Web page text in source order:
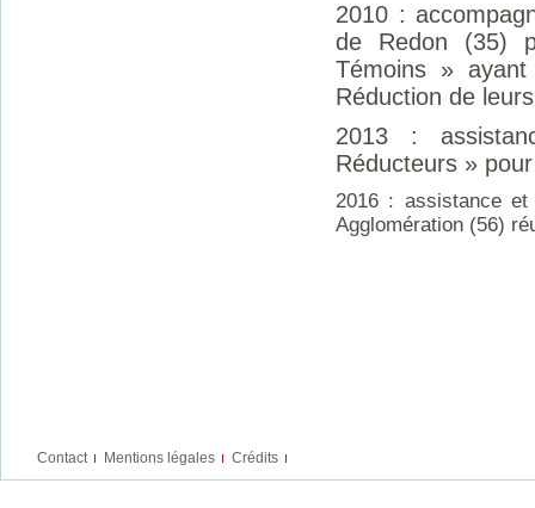
2010 :
de Redon (35)
Témoins »
Réduction de
2013 :
Réducteurs »
2016 : assistance et
Agglomération (56)
Contact Mentions légales Crédits